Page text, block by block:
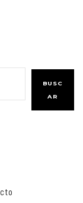
BUSC
AR